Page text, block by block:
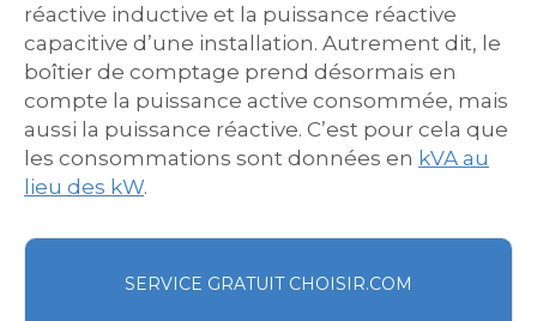
réactive inductive et la puissance réactive
capacitive d’une installation. Autrement dit, le
boîtier de comptage prend désormais en
compte la puissance active consommée, mais
aussi la puissance réactive. C’est pour cela que
les consommations sont données en kVA au
lieu des kW.
SERVICE GRATUIT CHOISIR.COM